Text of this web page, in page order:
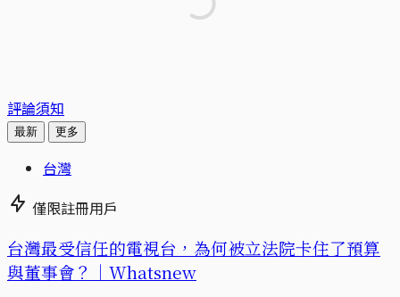
評論須知
最新 更多
台灣
僅限註冊用戶
台灣最受信任的電視台，為何被立法院卡住了預算
與董事會？｜Whatsnew